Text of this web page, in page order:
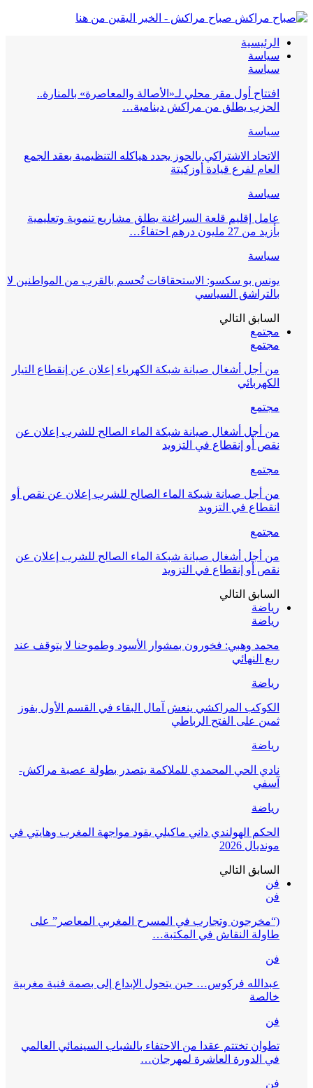
صباح مراكش - الخبر اليقين من هنا
الرئيسية
سياسة
سياسة
افتتاح أول مقر محلي لـ«الأصالة والمعاصرة» بالمنارة..
الحزب يطلق من مراكش دينامية…
سياسة
الاتحاد الاشتراكي بالحوز يجدد هياكله التنظيمية بعقد الجمع
العام لفرع قيادة أوزكيتة
سياسة
عامل إقليم قلعة السراغنة يطلق مشاريع تنموية وتعليمية
بأزيد من 27 مليون درهم احتفاءً…
سياسة
يونس بو سكسو: الاستحقاقات تُحسم بالقرب من المواطنين لا
بالتراشق السياسي
السابقالتالي
مجتمع
مجتمع
من أجل أشغال صيانة شبكة الكهرباء إعلان عن إنقطاع التيار
الكهربائي
مجتمع
من أجل أشغال صيانة شبكة الماء الصالح للشرب إعلان عن
نقص أو إنقطاع في التزويد
مجتمع
من أجل صيانة شبكة الماء الصالح للشرب إعلان عن نقص أو
انقطاع في التزويد
مجتمع
من أجل أشغال صيانة شبكة الماء الصالح للشرب إعلان عن
نقص أو إنقطاع في التزويد
السابقالتالي
رياضة
محمد وهبي: فخورون بمشوار الأسود وطموحنا لا يتوقف عند
ربع النهائي
الكوكب المراكشي ينعش آمال البقاء في القسم الأول بفوز
ثمين على الفتح الرباطي
نادي الحي المحمدي للملاكمة يتصدر بطولة عصبة مراكش-
الحكم الهولندي داني ماكيلي يقود مواجهة المغرب وهايتي في
مونديال 2026
السابقالتالي
(“مخرجون وتجارب في المسرح المغربي المعاصر” على
طاولة النقاش في المكتبة…
عبدالله فركوس… حين يتحول الإبداع إلى بصمة فنية مغربية
خالصة
تطوان تختتم عقدا من الاحتفاء بالشباب السينمائي العالمي
في الدورة العاشرة لمهرجان…